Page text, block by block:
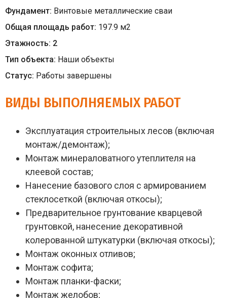
Фундамент: Винтовые металлические сваи
Общая площадь работ: 197.9 м2
Этажность: 2
Тип объекта: Наши объекты
Статус: Работы завершены
ВИДЫ ВЫПОЛНЯЕМЫХ РАБОТ
Эксплуатация строительных лесов (включая
монтаж/демонтаж);
Монтаж минераловатного утеплителя на
клеевой состав;
Нанесение базового слоя с армированием
стеклосеткой (включая откосы);
Предварительное грунтование кварцевой
грунтовкой, нанесение декоративной
колерованной штукатурки (включая откосы);
Монтаж оконных отливов;
Монтаж софита;
Монтаж планки-фаски;
Монтаж желобов;